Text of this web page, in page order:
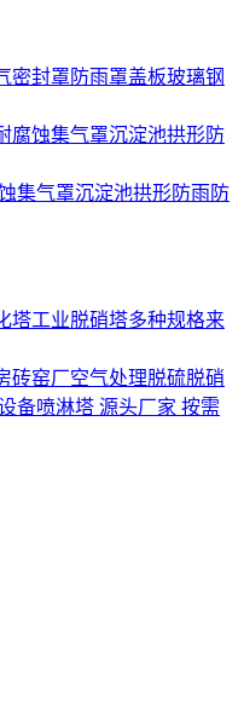
密封罩防雨罩盖板玻璃钢
腐蚀集气罩沉淀池拱形防
集气罩沉淀池拱形防雨防
塔工业脱硝塔多种规格来
砖窑厂空气处理脱硫脱硝
备喷淋塔 源头厂家 按需